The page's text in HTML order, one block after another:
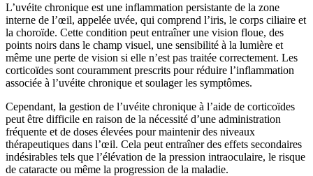
L’uvéite chronique est une inflammation persistante de la zone
interne de l’œil, appelée uvée, qui comprend l’iris, le corps ciliaire et
la choroïde. Cette condition peut entraîner une vision floue, des
points noirs dans le champ visuel, une sensibilité à la lumière et
même une perte de vision si elle n’est pas traitée correctement. Les
corticoïdes sont couramment prescrits pour réduire l’inflammation
associée à l’uvéite chronique et soulager les symptômes.
Cependant, la gestion de l’uvéite chronique à l’aide de corticoïdes
peut être difficile en raison de la nécessité d’une administration
fréquente et de doses élevées pour maintenir des niveaux
thérapeutiques dans l’œil. Cela peut entraîner des effets secondaires
indésirables tels que l’élévation de la pression intraoculaire, le risque
de cataracte ou même la progression de la maladie.